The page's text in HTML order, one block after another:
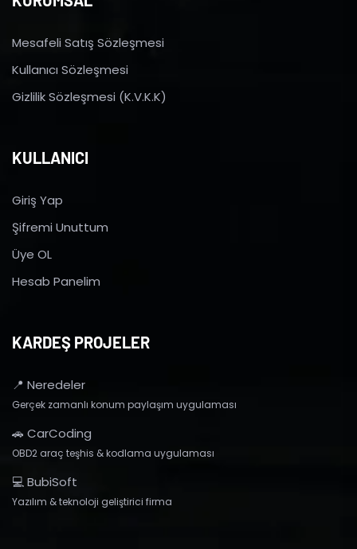
Mesafeli Satış Sözleşmesi
Kullanıcı Sözleşmesi
Gizlilik Sözleşmesi (K.V.K.K)
KULLANICI
Giriş Yap
Şifremi Unuttum
Üye OL
Hesab Panelim
KARDEŞ PROJELER
📍 Neredeler
Gerçek zamanlı konum paylaşım uygulaması
🚗 CarCoding
OBD2 araç teşhis & kodlama uygulaması
💻 BubiSoft
Yazılım & teknoloji geliştirici firma